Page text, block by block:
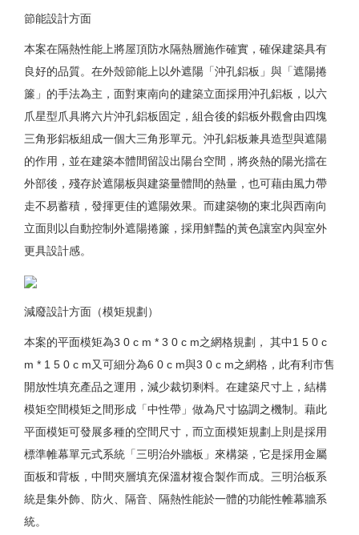
節能設計方面
本案在隔熱性能上將屋頂防水隔熱層施作確實，確保建築具有
良好的品質。在外殼節能上以外遮陽「沖孔鋁板」與「遮陽捲
簾」的手法為主，面對東南向的建築立面採用沖孔鋁板，以六
爪星型爪具將六片沖孔鋁板固定，組合後的鋁板外觀會由四塊
三角形鋁板組成一個大三角形單元。沖孔鋁板兼具造型與遮陽
的作用，並在建築本體間留設出陽台空間，將炎熱的陽光擋在
外部後，殘存於遮陽板與建築量體間的熱量，也可藉由風力帶
走不易蓄積，發揮更佳的遮陽效果。而建築物的東北與西南向
立面則以自動控制外遮陽捲簾，採用鮮豔的黃色讓室內與室外
更具設計感。
減廢設計方面（模矩規劃）
本案的平面模矩為3 0 c m * 3 0 c m之網格規劃， 其中1 5 0 c
m * 1 5 0 c m又可細分為6 0 c m與3 0 c m之網格，此有利市售
開放性填充產品之運用，減少裁切剩料。在建築尺寸上，結構
模矩空間模矩之間形成「中性帶」做為尺寸協調之機制。藉此
平面模矩可發展多種的空間尺寸，而立面模矩規劃上則是採用
標準帷幕單元式系統「三明治外牆板」來構築，它是採用金屬
面板和背板，中間夾層填充保溫材複合製作而成。三明治板系
統是集外飾、防火、隔音、隔熱性能於一體的功能性帷幕牆系
統。